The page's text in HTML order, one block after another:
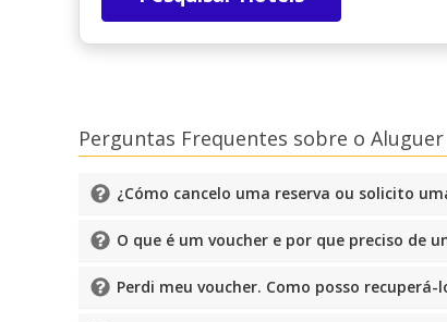
Perguntas Frequentes sobre o
¿Cómo cancelo uma reserva ou solicito
O que é um voucher e por que preciso de
Perdi meu voucher. Como posso recuperá-